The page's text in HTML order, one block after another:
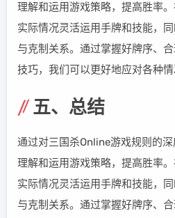
理解和运用游戏策略，提高胜率
实际情况灵活运用手牌和技能，
与克制关系。通过掌握好牌序、
技巧，我们可以更好地应对各种情
五、总结
通过对三国杀Online游戏规则的
理解和运用游戏策略，提高胜率
实际情况灵活运用手牌和技能，
与克制关系。通过掌握好牌序、